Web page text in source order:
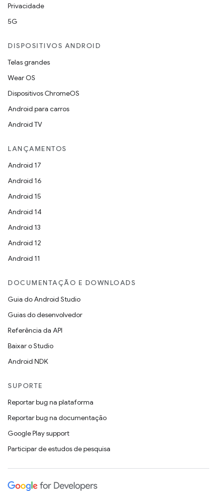
Privacidade
5G
DISPOSITIVOS ANDROID
Telas grandes
Wear OS
Dispositivos ChromeOS
Android para carros
Android TV
LANÇAMENTOS
Android 17
Android 16
Android 15
Android 14
Android 13
Android 12
Android 11
DOCUMENTAÇÃO E DOWNLOADS
Guia do Android Studio
Guias do desenvolvedor
Referência da API
Baixar o Studio
Android NDK
SUPORTE
Reportar bug na plataforma
Reportar bug na documentação
Google Play support
Participar de estudos de pesquisa